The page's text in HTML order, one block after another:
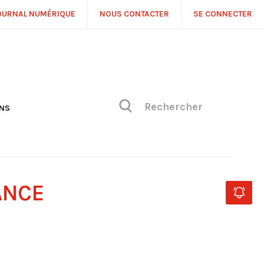
NUMÉRIQUE NOUS CONTACTER SE CONNECTER